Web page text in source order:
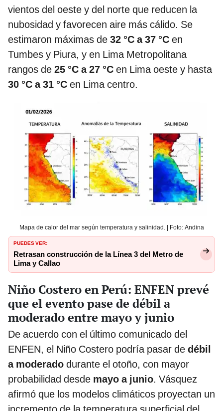
vientos del oeste y del norte que reducen la
nubosidad y favorecen aire más cálido. Se
estimaron máximas de 32 °C a 37 °C en
Tumbes y Piura, y en Lima Metropolitana
rangos de 25 °C a 27 °C en Lima oeste y hasta
30 °C a 31 °C en Lima centro.
Mapa de calor del mar según temperatura y salinidad. | Foto: Andina
PUEDES VER:
Retrasan construcción de la Línea 3 del Metro de
Lima y Callao
Niño Costero en Perú: ENFEN prevé
que el evento pase de débil a
moderado entre mayo y junio
De acuerdo con el último comunicado del
ENFEN, el Niño Costero podría pasar de débil
a moderado durante el otoño, con mayor
probabilidad desde mayo a junio. Vásquez
afirmó que los modelos climáticos proyectan un